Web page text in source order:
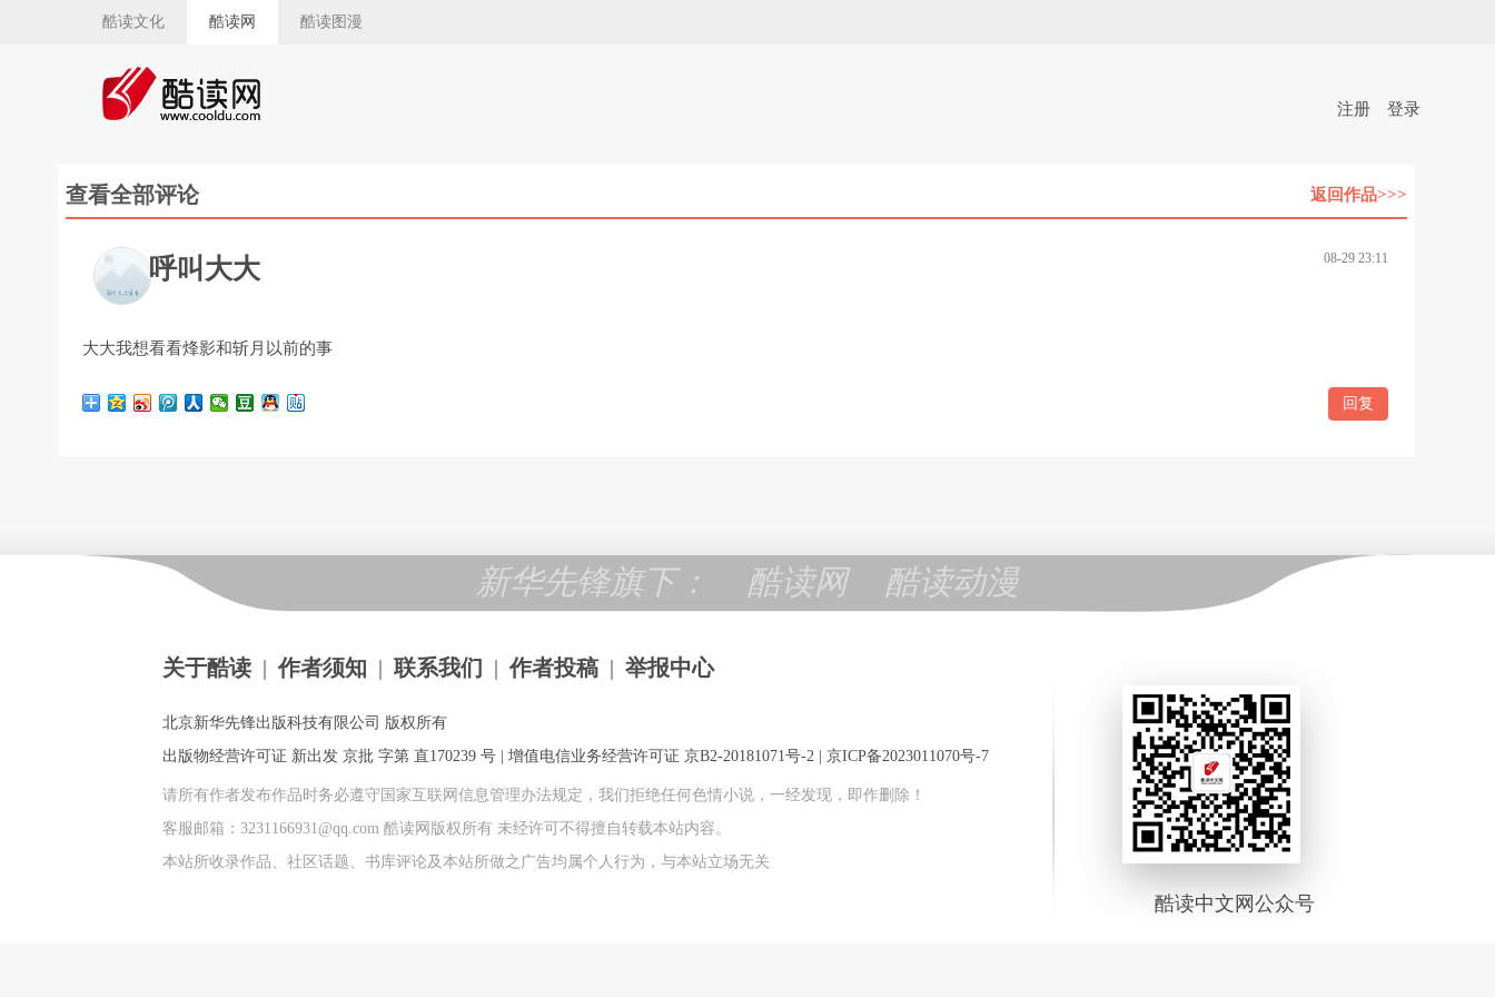
酷读文化 酷读网 酷读图漫
注册 登录
查看全部评论 返回作品>>>
呼叫大大 08-29 23:11
大大我想看看烽影和斩月以前的事
回复
新华先锋旗下： 酷读网 酷读动漫
关于酷读 | 作者须知 | 联系我们 | 作者投稿 | 举报中心
北京新华先锋出版科技有限公司 版权所有
出版物经营许可证 新出发 京批 字第 直170239 号 | 增值电信业务经营许可证 京B2-20181071号-2 | 京ICP备2023011070号-7
请所有作者发布作品时务必遵守国家互联网信息管理办法规定，我们拒绝任何色情小说，一经发现，即作删除！
客服邮箱：3231166931@qq.com 酷读网版权所有 未经许可不得擅自转载本站内容。
本站所收录作品、社区话题、书库评论及本站所做之广告均属个人行为，与本站立场无关
酷读中文网公众号